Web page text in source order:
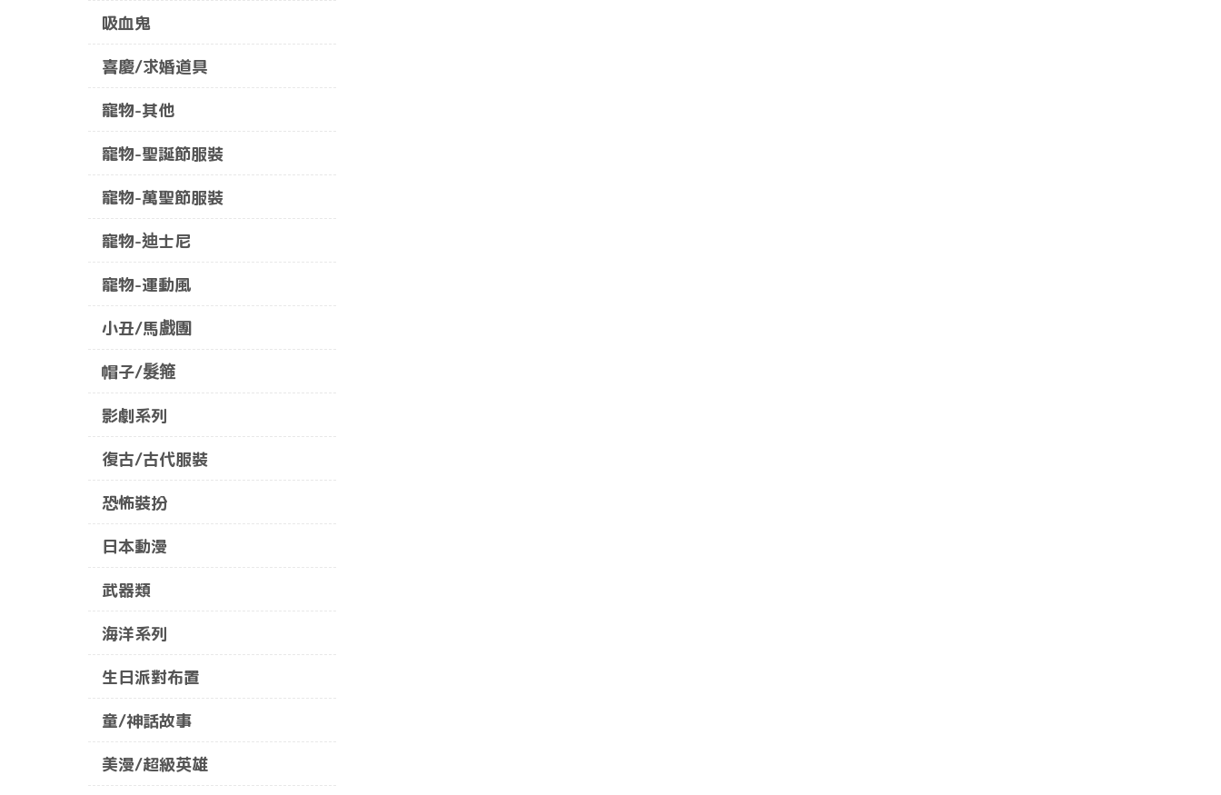
吸血鬼
喜慶/求婚道具
寵物-其他
寵物-聖誕節服裝
寵物-萬聖節服裝
寵物-迪士尼
寵物-運動風
小丑/馬戲團
帽子/髮箍
影劇系列
復古/古代服裝
恐怖裝扮
日本動漫
武器類
海洋系列
生日派對布置
童/神話故事
美漫/超級英雄